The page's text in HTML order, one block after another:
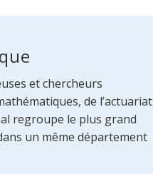
et chercheurs
de l’actuariat
regroupe le plus grand
un même département